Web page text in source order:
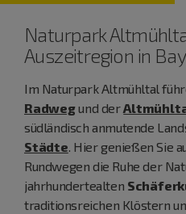
Naturpark
Auszeitregion in
Im Naturpark Altmühltal
Radwegund der
südländisch anmutende
Städte. Hier genießen Sie
Rundwegen die Ruhe der
jahrhundertealten
traditionsreichen Klöstern